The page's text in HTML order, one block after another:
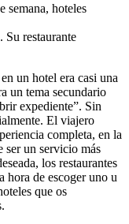
restaurante
un hotel era casi una
un tema secundario
expediente”. Sin
El viajero
completa, en la
ser un servicio más
los restaurantes
hora de escoger uno u
que os